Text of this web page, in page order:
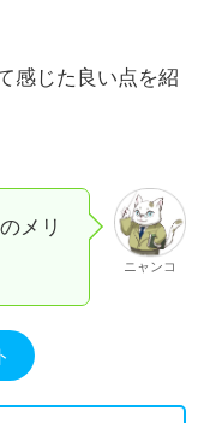
感じた良い点を紹
メリ
ニャンコ